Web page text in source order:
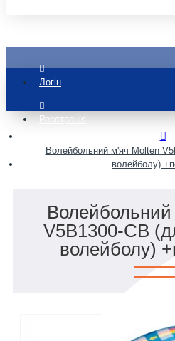
Логін
Реєстрація
Волейбольний м'яч Molten
волейболу)
V5B1300-CB
волейболу)